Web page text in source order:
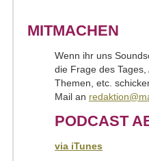
MITMACHEN
Wenn ihr uns
die Frage des
Themen, etc.
Mail an
PODCAST
via iTunes